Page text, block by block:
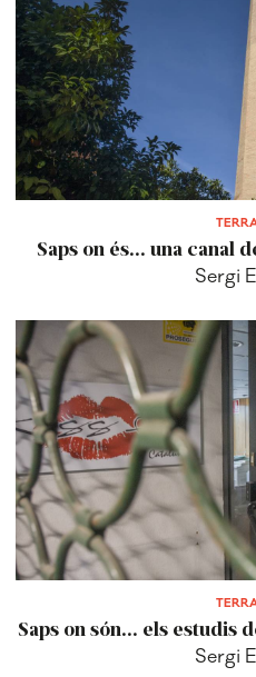
Saps on és... una canal
Sergi
Saps on són... els estudis
Sergi